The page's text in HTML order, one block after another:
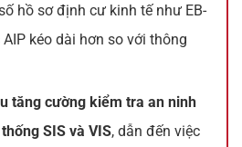
hồ sơ định cư kinh tế như EB-
AIP kéo dài hơn so với thông
tăng cường kiểm tra an ninh
SIS và VIS, dẫn đến việc